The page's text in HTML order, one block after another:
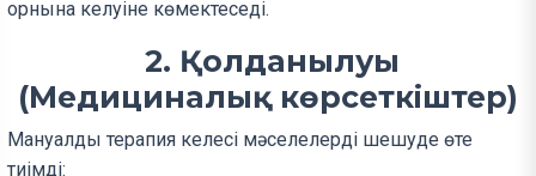
орнына келуіне көмектеседі.
2. Қолданылуы
(Медициналық көрсеткіштер)
Мануалды терапия келесі мәселелерді шешуде өте
тиімді: